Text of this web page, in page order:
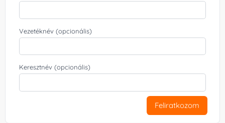
Vezetéknév (opcionális)
Keresztnév (opcionális)
Feliratkozom